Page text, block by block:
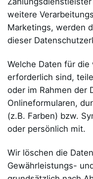
weitere
Marketings, werden
dieser
Welche Daten für
erforderlich sind,
oder im Rahmen der
Onlineformularen,
(z.B. Farben) bzw.
oder persönlich mit.
Wir löschen die
Gewährleistungs-